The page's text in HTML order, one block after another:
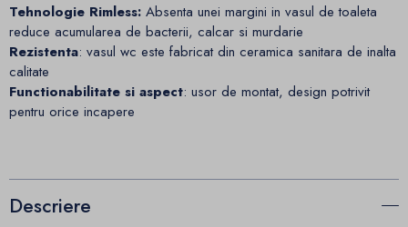
Tehnologie Rimless: Absenta unei margini in vasul de toaleta
reduce acumularea de bacterii, calcar si murdarie
Rezistenta: vasul wc este fabricat din ceramica sanitara de inalta
calitate
Functionabilitate si aspect: usor de montat, design potrivit
pentru orice incapere
Descriere